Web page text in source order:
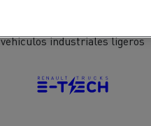
vehiculos industriales ligeros